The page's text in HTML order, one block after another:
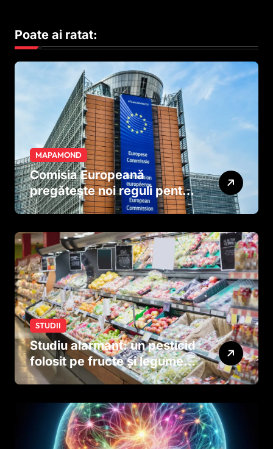
Poate ai ratat:
MAPAMOND
Comisia Europeană
pregătește noi reguli pentru
tutun și țigările electronice
STUDII
Studiu alarmant: un pesticid
folosit pe fructe și legume
ar putea afecta dezvoltarea
dinainte de naștere